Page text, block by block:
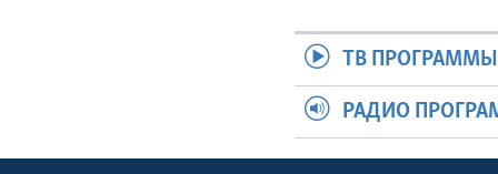
ТВ ПРОГРАММЫ
РАДИО